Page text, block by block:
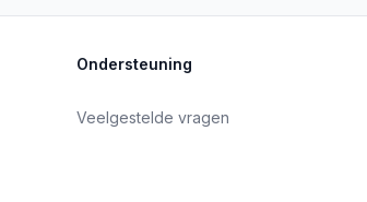
Ondersteuning
Veelgestelde vragen